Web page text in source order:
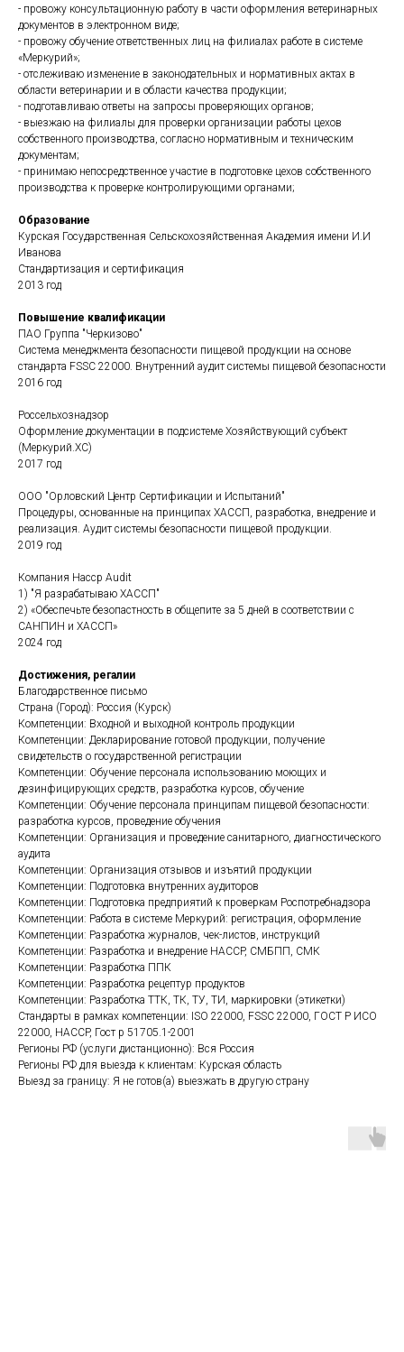
- провожу консультационную работу в части оформления ветеринарных
документов в электронном виде;
- провожу обучение ответственных лиц на филиалах работе в системе
«Меркурий»;
- отслеживаю изменение в законодательных и нормативных актах в
области ветеринарии и в области качества продукции;
- подготавливаю ответы на запросы проверяющих органов;
- выезжаю на филиалы для проверки организации работы цехов
собственного производства, согласно нормативным и техническим
документам;
- принимаю непосредственное участие в подготовке цехов собственного
производства к проверке контролирующими органами;
Образование
Курская Государственная Сельскохозяйственная Академия имени И.И
Иванова
Стандартизация и сертификация
2013 год
Повышение квалификации
ПАО Группа "Черкизово"
Система менеджмента безопасности пищевой продукции на основе
стандарта FSSC 22000. Внутренний аудит системы пищевой безопасности
2016 год
Россельхознадзор
Оформление документации в подсистеме Хозяйствующий субъект
(Меркурий.ХС)
2017 год
ООО "Орловский Центр Сертификации и Испытаний"
Процедуры, основанные на принципах ХАССП, разработка, внедрение и
реализация. Аудит системы безопасности пищевой продукции.
2019 год
Компания Haccp Audit
1) "Я разрабатываю ХАССП"
2) «Обеспечьте безопастность в общепите за 5 дней в соответствии с
САНПИН и ХАССП»
2024 год
Достижения, регалии
Благодарственное письмо
Страна (Город): Россия (Курск)
Компетенции: Входной и выходной контроль продукции
Компетенции: Декларирование готовой продукции, получение
свидетельств о государственной регистрации
Компетенции: Обучение персонала использованию моющих и
дезинфицирующих средств, разработка курсов, обучение
Компетенции: Обучение персонала принципам пищевой безопасности:
разработка курсов, проведение обучения
Компетенции: Организация и проведение санитарного, диагностического
аудита
Компетенции: Организация отзывов и изъятий продукции
Компетенции: Подготовка внутренних аудиторов
Компетенции: Подготовка предприятий к проверкам Роспотребнадзора
Компетенции: Работа в системе Меркурий: регистрация, оформление
Компетенции: Разработка журналов, чек-листов, инструкций
Компетенции: Разработка и внедрение HACCP, СМБПП, СМК
Компетенции: Разработка ППК
Компетенции: Разработка рецептур продуктов
Компетенции: Разработка ТТК, ТК, ТУ, ТИ, маркировки (этикетки)
Стандарты в рамках компетенции: ISO 22000, FSSC 22000, ГОСТ Р ИСО
22000, HACCP, Гост р 51705.1-2001
Регионы РФ (услуги дистанционно): Вся Россия
Регионы РФ для выезда к клиентам: Курская область
Выезд за границу: Я не готов(а) выезжать в другую страну